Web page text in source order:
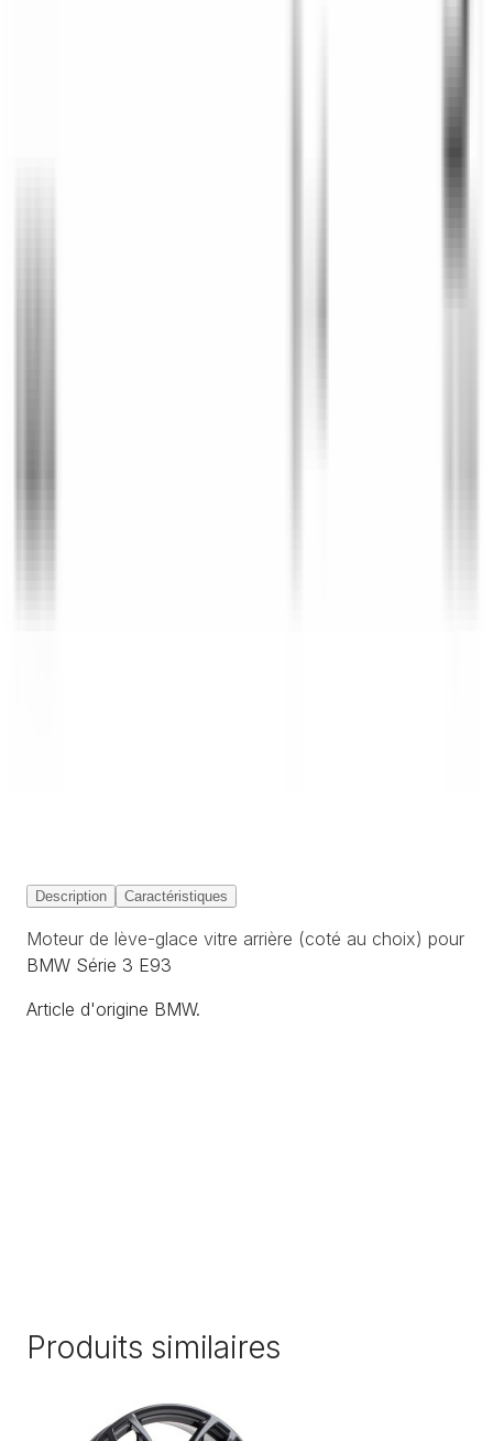
Description Caractéristiques
Moteur de lève-glace vitre arrière (coté au choix) pour
BMW Série 3 E93
Article d'origine BMW.
Produits similaires